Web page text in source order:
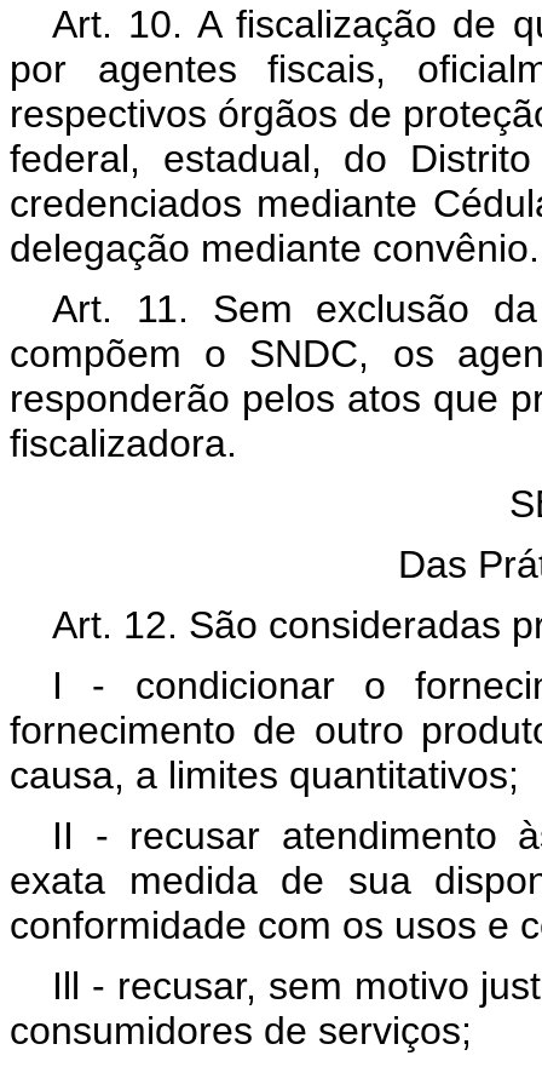
Art. 10. A fiscalização de
por agentes fiscais,
respectivos órgãos de
federal, estadual, do
credenciados mediante
delegação mediante convênio.
Art. 11. Sem exclusão
compõem o SNDC, os
responderão pelos atos que
fiscalizadora.
Das
Art. 12. São consideradas
I - condicionar o
fornecimento de outro
causa, a limites quantitativos;
II - recusar atendimento
exata medida de sua
conformidade com os usos e
Ill - recusar, sem motivo
consumidores de serviços;